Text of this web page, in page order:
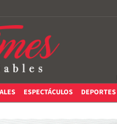
ESPECTÁCULOS DEPORTES